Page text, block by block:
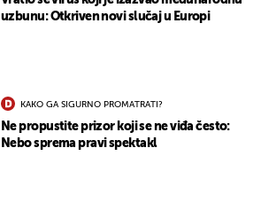
uzbunu: Otkriven novi slučaj u Europi
KAKO GA SIGURNO PROMATRATI?
Ne propustite prizor koji se ne viđa često:
Nebo sprema pravi spektakl